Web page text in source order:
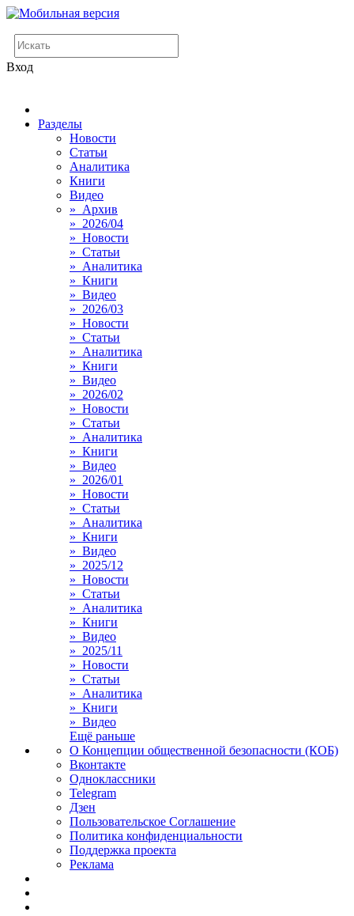
Вход
Разделы
Новости
Статьи
Аналитика
Книги
Видео
» Архив
» 2026/04
» Новости
» Статьи
» Аналитика
» Книги
» Видео
» 2026/03
» Новости
» Статьи
» Аналитика
» Книги
» Видео
» 2026/02
» Новости
» Статьи
» Аналитика
» Книги
» Видео
» 2026/01
» Новости
» Статьи
» Аналитика
» Книги
» Видео
» 2025/12
» Новости
» Статьи
» Аналитика
» Книги
» Видео
» 2025/11
» Новости
» Статьи
» Аналитика
» Книги
» Видео
Ещё раньше
О Концепции общественной безопасности (КОБ)
Вконтакте
Одноклассники
Telegram
Дзен
Пользовательское Соглашение
Политика конфиденциальности
Поддержка проекта
Реклама